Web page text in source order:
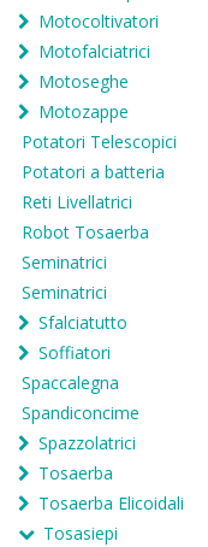
Motocoltivatori
Motofalciatrici
Motoseghe
Motozappe
Potatori Telescopici
Potatori a batteria
Reti Livellatrici
Robot Tosaerba
Seminatrici
Seminatrici
Sfalciatutto
Soffiatori
Spaccalegna
Spandiconcime
Spazzolatrici
Tosaerba
Tosaerba Elicoidali
Tosasiepi